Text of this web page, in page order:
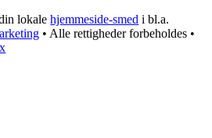
lokalehjemmeside-smed i bl.a.
• Alle rettigheder forbeholdes •